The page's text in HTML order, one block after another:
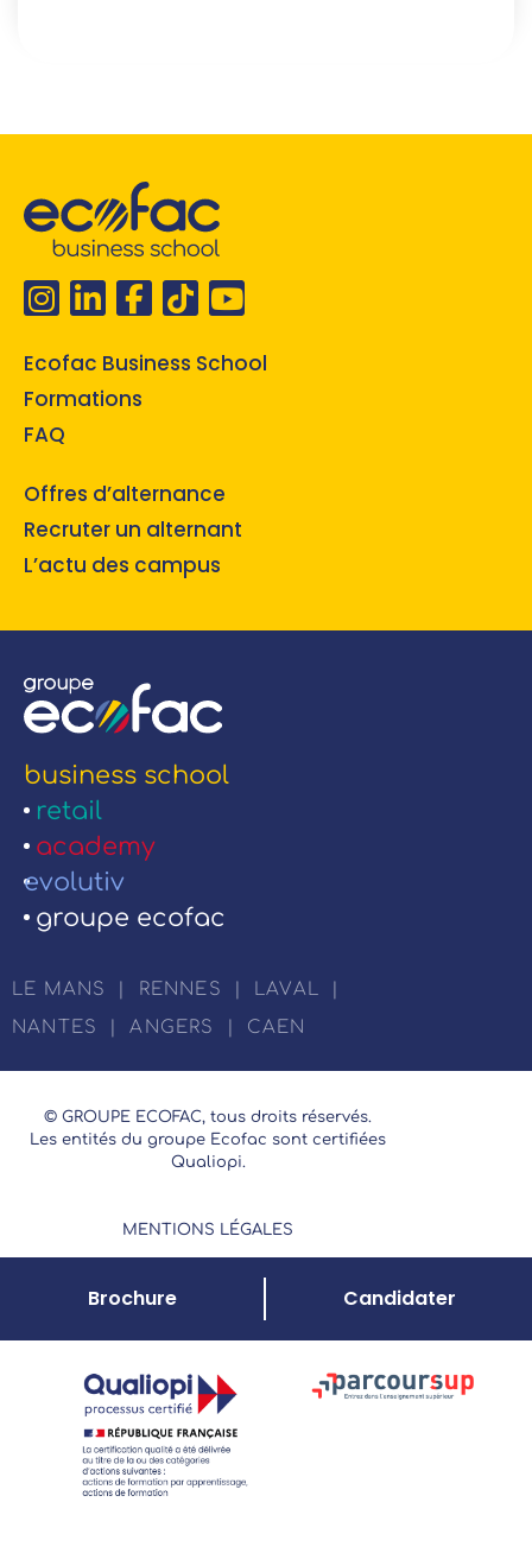
Ecofac Business School
Formations
FAQ
Offres d’alternance
Recruter un alternant
L’actu des campus
business school
retail
academy
evolutiv
groupe ecofac
LE MANS RENNES LAVAL
NANTES
ANGERS CAEN
© GROUPE ECOFAC, tous droits réservés.
Les entités du groupe Ecofac sont certifiées
Qualiopi.
MENTIONS LÉGALES
Brochure Candidater